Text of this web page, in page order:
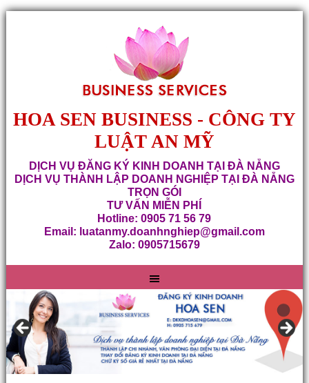
HOA SEN BUSINESS - CÔNG TY
LUẬT AN MỸ
DỊCH VỤ ĐĂNG KÝ KINH DOANH TẠI ĐÀ NẴNG
DỊCH VỤ THÀNH LẬP DOANH NGHIỆP TẠI ĐÀ NẴNG
TRỌN GÓI
TƯ VẤN MIỄN PHÍ
Hotline: 0905 71 56 79
Email: luatanmy.doanhnghiep@gmail.com
Zalo: 0905715679